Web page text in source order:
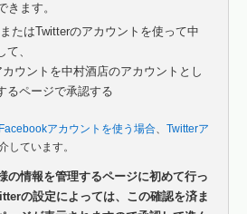
きます。
たはTwitterのアカウントを使って中
、
ウントを中村酒店のアカウントとし
るページで承認する
Facebookアカウントを使う場合
Twitterア
しています。
の情報を管理するページに初めて行っ
の設定によっては、この確認を済ま